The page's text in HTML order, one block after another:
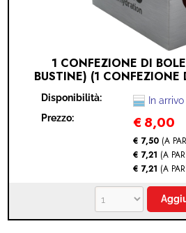
1 CONFEZIONE DI
BUSTINE) (1
Disponibilità:
In
Prezzo:
€ 8,00
€ 7,50 (A
€ 7,21 (A
€ 7,21 (A